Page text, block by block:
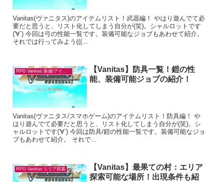
Vanitas(ヴァニタス)のアイテムリスト！武器編！ やはり遊んでて必
要だと思うと、リスト化してしまう自分が(笑)。シャルロットです
('∀`) 今回は弓の性能一覧です。装備可能なジョブもあわせて紹介。
それでは行ってみよう(((...
【Vanitas】防具一覧！鎧の性
能、装備可能ジョブの紹介！
Vanitas(ヴァニタス/スマホゲーム)のアイテムリスト！防具編！ や
はり遊んでて必要だと思うと、リスト化してしまう自分が(笑)。シ
ャルロットです('∀`) 今回は防具/鎧の性能一覧です。装備可能なジョ
ブもあわせて紹介。 それで...
RPG Vanitas:エリア探索
【Vanitas】最果ての村：エリア
探索可能な場所！出現条件も紹